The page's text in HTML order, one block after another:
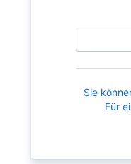
Sie
Für